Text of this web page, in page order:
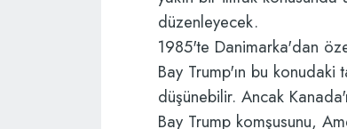
düzenleyecek.
1985'te Danimarka'dan
Bay Trump'ın bu konudaki
düşünebilir. Ancak
Bay Trump komşusunu,